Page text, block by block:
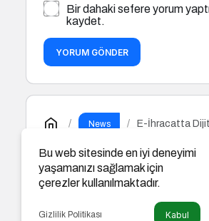
Bir dahaki sefere yorum
kaydet.
YORUM GÖNDER
News E-İhracatta
E-İhracatta
Gazeteler İlan Ajansı
Bu web sitesinde en iyi deneyimi
yaşamanızı sağlamak için
çerezler kullanılmaktadır.
Gizlilik Politikası Kabul